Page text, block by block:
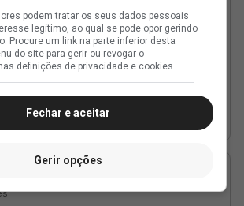
podem tratar os seus dados pessoais
legítimo, ao qual se pode opor gerindo
Procure um link na parte inferior desta
do site para gerir ou revogar o
definições de privacidade e cookies.
Fechar e aceitar
Gerir opções